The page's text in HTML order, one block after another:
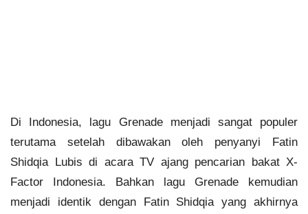
Di Indonesia, lagu Grenade menjadi sangat populer
terutama setelah dibawakan oleh penyanyi Fatin
Shidqia Lubis di acara TV ajang pencarian bakat X-
Factor Indonesia. Bahkan lagu Grenade kemudian
menjadi identik dengan Fatin Shidqia yang akhirnya